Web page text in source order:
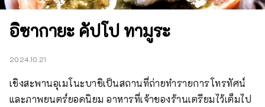
อิซากายะ คัปโป ทามูระ
2024.10.21
เชิงสะพานอุเมโนะบาชิเป็นสถานที่ถ่ายทำรายการโทรทัศน์
และภาพยนตร์ยอดนิยม อาหารที่เจ้าของร้านเตรียมไว้เต็มไป